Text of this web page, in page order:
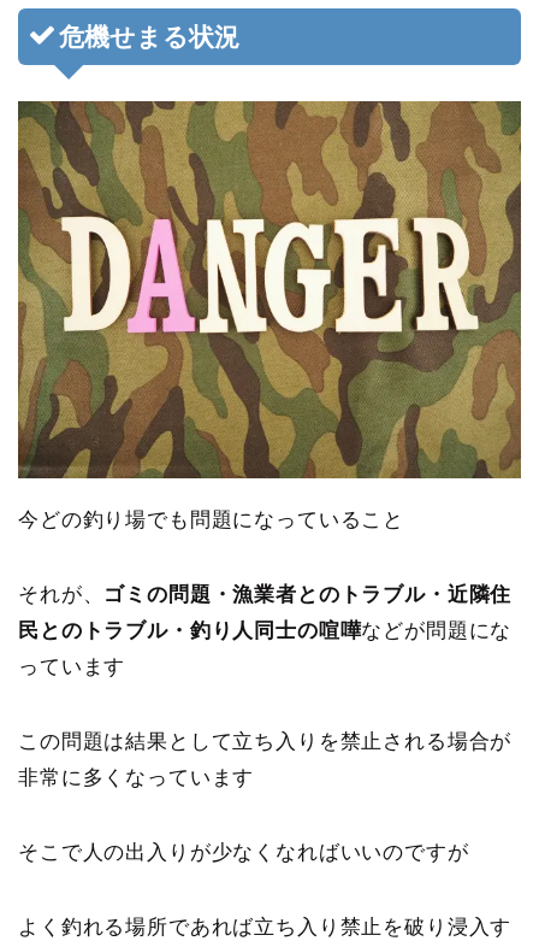
危機せまる状況
今どの釣り場でも問題になっていること
それが、 ゴミの問題・漁業者とのトラブル・近隣住
民とのトラブル・釣り人同士の喧嘩などが問題にな
っています
この問題は結果として立ち入りを禁止される場合が
非常に多くなっています
そこで人の出入りが少なくなればいいのですが
よく釣れる場所であれば立ち入り禁止を破り浸入す